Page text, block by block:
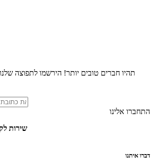
תהיו חברים טובים יותר! הירשמו לתפוצה
התחברו אלינו
שירות לקוחות:
דברו איתנו